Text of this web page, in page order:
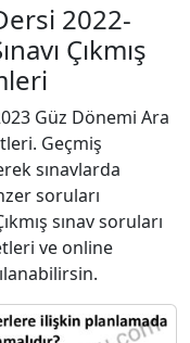
2022-
Çıkmış
Güz Dönemi Ara
Geçmiş
sınavlarda
soruları
sınav soruları
ve online